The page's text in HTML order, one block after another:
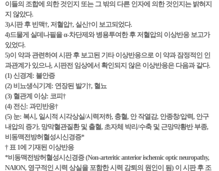
이들의 조합에 의한 것인지 또는 그 밖의 다른 인자에 의한 것인지는 밝혀지
지 않았다.
3)시판 후 빈맥†, 저혈압†, 실신†이 보고되었다.
4)드물게 실데나필을 α-차단제와 병용투여한 후 저혈압의 이상반응 보고가
있었다.
5)이 약과 관련하여 시판 후 보고된 기타 이상반응으로 이 약과 잠정적인 인
과관계가 있으나, 시판전 임상에서 확인되지 않은 이상반응은 다음과 같다.
(1) 신경계: 불안증
(2) 비뇨생식기계: 연장된 발기†, 혈뇨
(3) 혈관계 이상: 코피†
(4) 전신: 과민반응†
(5) 눈: 복시, 일시적 시각상실/시력저하, 충혈, 안 작열감, 안종창/압력, 안구
내압의 증가, 망막혈관질환 및 출혈, 초자체 박리/수축 및 근망막황반 부종,
비동맥전방허혈성시신경증*
† 표 1에 기재된 이상반응
*비동맥전방허혈성시신경증 (Non-arteritic anterior ischemic optic neuropathy,
NAION, 영구적인 시력 상실을 포함한 시력 감퇴의 원인이 됨) 이 시판 후 조